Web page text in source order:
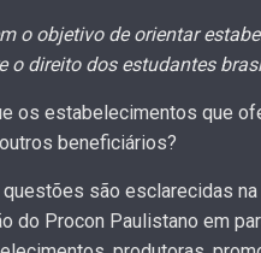
o objetivo de orientar
o direito dos estudantes
os estabelecimentos que
beneficiários?
questões são esclarecidas
do Procon Paulistano em